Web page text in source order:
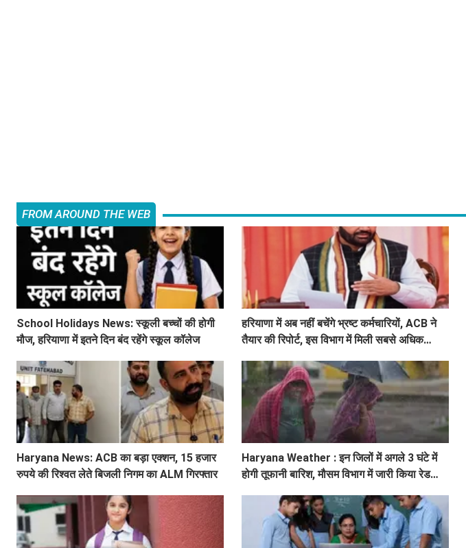
FROM AROUND THE WEB
School Holidays News: स्कूली बच्चों की होगी
मौज, हरियाणा में इतने दिन बंद रहेंगे स्कूल कॉलेज
हरियाणा में अब नहीं बचेंगे भ्रष्ट कर्मचारियों, ACB ने
तैयार की रिपोर्ट, इस विभाग में मिली सबसे अधिक
Haryana News: ACB का बड़ा एक्शन, 15 हजार
रुपये की रिश्वत लेते बिजली निगम का ALM गिरफ्तार
Haryana Weather : इन जिलों में अगले 3 घंटे में
होगी तूफानी बारिश, मौसम विभाग में जारी किया रेड